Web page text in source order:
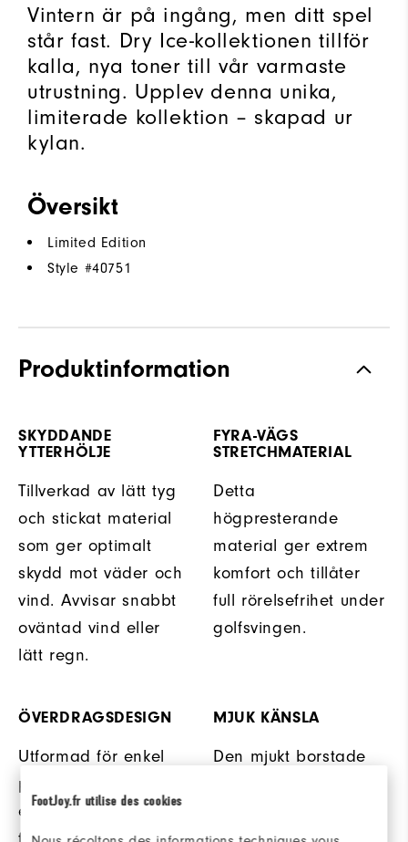
FootJoy.fr utilise des cookies
Vintern är på ingång, men ditt spel
står fast. Dry Ice-kollektionen tillför
kalla, nya toner till vår varmaste
utrustning. Upplev denna unika,
limiterade kollektion – skapad ur
kylan.
Översikt
Limited Edition
Style #40751
Produktinformation
SKYDDANDE
YTTERHÖLJE
Tillverkad av lätt tyg
och stickat material
som ger optimalt
skydd mot väder och
vind. Avvisar snabbt
oväntad vind eller
lätt regn.
FYRA-VÄGS
STRETCHMATERIAL
Detta
högpresterande
material ger extrem
komfort och tillåter
full rörelsefrihet under
golfsvingen.
ÖVERDRAGSDESIGN
Utformad för enkel
på / av-tagning allt
eftersom
MJUK KÄNSLA
Den mjukt borstade